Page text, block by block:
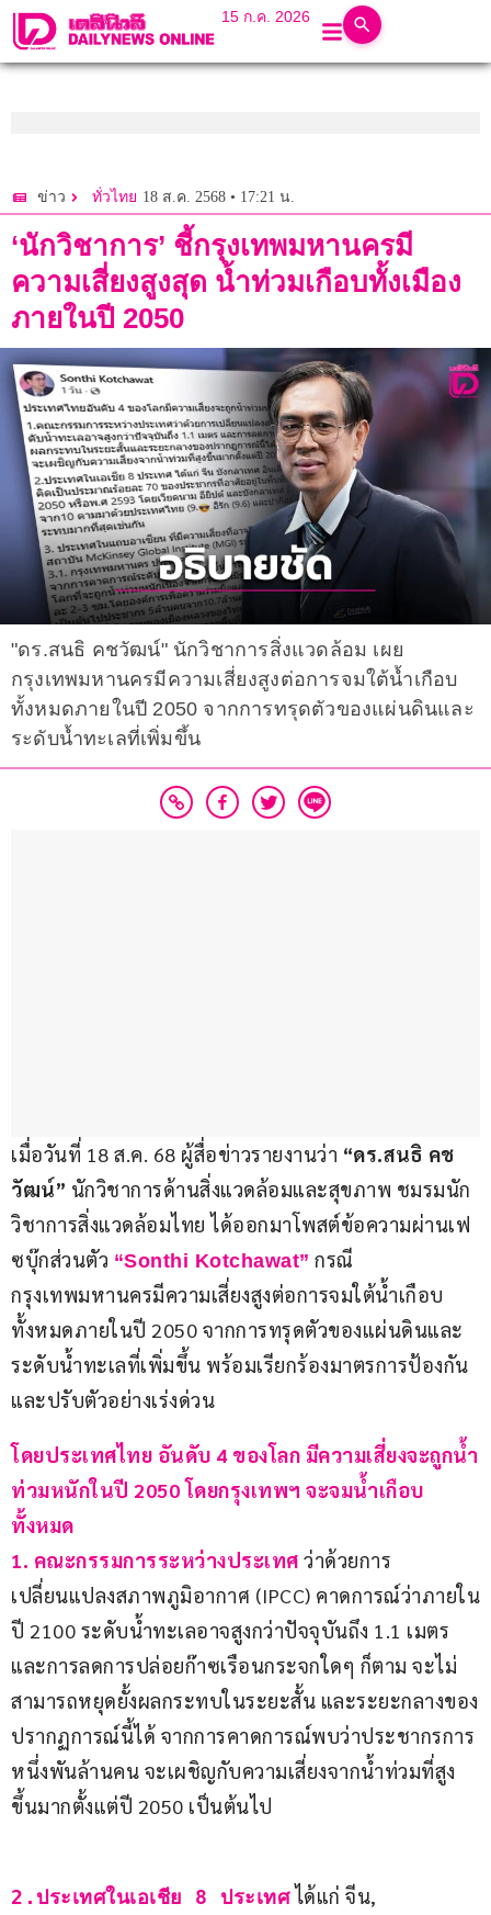
15 ก.ค. 2026
ข่าว ทั่วไทย 18 ส.ค. 2568 • 17:21 น.
‘นักวิชาการ’ ชี้กรุงเทพมหานครมี
ความเสี่ยงสูงสุด น้ำท่วมเกือบทั้งเมือง
ภายในปี 2050
"ดร.สนธิ คชวัฒน์" นักวิชาการสิ่งแวดล้อม เผย
กรุงเทพมหานครมีความเสี่ยงสูงต่อการจมใต้น้ำเกือบ
ทั้งหมดภายในปี 2050 จากการทรุดตัวของแผ่นดินและ
ระดับน้ำทะเลที่เพิ่มขึ้น
เมื่อวันที่ 18 ส.ค. 68 ผู้สื่อข่าวรายงานว่า “ดร.สนธิ คช
วัฒน์” นักวิชาการด้านสิ่งแวดล้อมและสุขภาพ ชมรมนัก
วิชาการสิ่งแวดล้อมไทย ได้ออกมาโพสต์ข้อความผ่านเฟ
ซบุ๊กส่วนตัว “Sonthi Kotchawat” กรณี
กรุงเทพมหานครมีความเสี่ยงสูงต่อการจมใต้น้ำเกือบ
ทั้งหมดภายในปี 2050 จากการทรุดตัวของแผ่นดินและ
ระดับน้ำทะเลที่เพิ่มขึ้น พร้อมเรียกร้องมาตรการป้องกัน
และปรับตัวอย่างเร่งด่วน
โดยประเทศไทย อันดับ 4 ของโลก มีความเสี่ยงจะถูกน้ำ
ท่วมหนักในปี 2050 โดยกรุงเทพฯ จะจมน้ำเกือบ
ทั้งหมด
1. คณะกรรมการระหว่างประเทศ ว่าด้วยการ
เปลี่ยนแปลงสภาพภูมิอากาศ (IPCC) คาดการณ์ว่าภายใน
ปี 2100 ระดับน้ำทะเลอาจสูงกว่าปัจจุบันถึง 1.1 เมตร
และการลดการปล่อยก๊าซเรือนกระจกใดๆ ก็ตาม จะไม่
สามารถหยุดยั้งผลกระทบในระยะสั้น และระยะกลางของ
ปรากฏการณ์นี้ได้ จากการคาดการณ์พบว่าประชากรการ
หนึ่งพันล้านคน จะเผชิญกับความเสี่ยงจากน้ำท่วมที่สูง
ขึ้นมากตั้งแต่ปี 2050 เป็นต้นไป
2.ประเทศในเอเชีย 8 ประเทศ ได้แก่ จีน,